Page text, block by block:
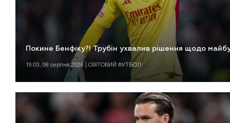
Покине Бенфіку?! Трубін ухвалив рішення щодо
19:03, 08 серпня 2026 | СВІТОВИЙ ФУТБОЛ